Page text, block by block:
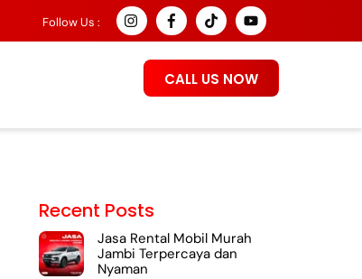
Follow Us :
CALL US NOW
Recent Posts
Jasa Rental Mobil Murah
Jambi Terpercaya dan
Nyaman